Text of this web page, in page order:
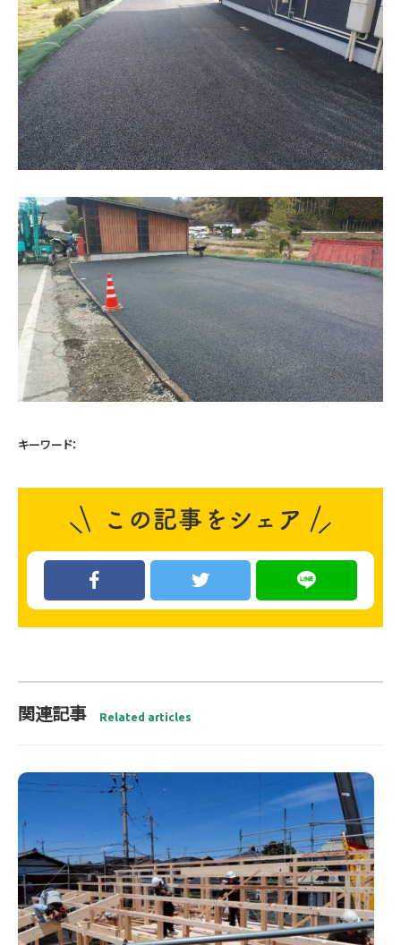
キーワード：
関連記事 Related articles